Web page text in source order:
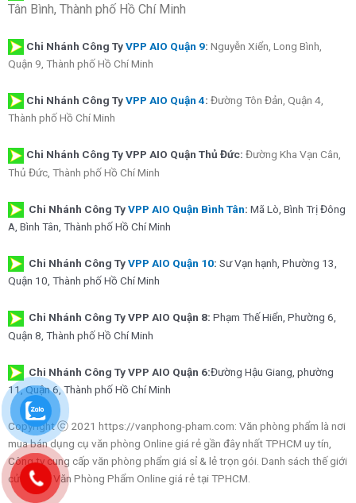
Tân Bình, Thành phố Hồ Chí Minh
Chi Nhánh Công TyVPP AIO Quận 9: Nguyễn Xiển, Long Bình,
Quận 9, Thành phố Hồ Chí Minh
Chi Nhánh Công TyVPP AIO Quận 4: Đường Tôn Đản, Quận 4,
Thành phố Hồ Chí Minh
Chi Nhánh Công Ty VPP AIO Quận Thủ Đức: Đường Kha Vạn Cân,
Thủ Đức, Thành phố Hồ Chí Minh
Chi Nhánh Công TyVPP AIO Quận Bình Tân: Mã Lò, Bình Trị Đông
A, Bình Tân, Thành phố Hồ Chí Minh
Chi Nhánh Công TyVPP AIO Quận 10: Sư Vạn hạnh, Phường 13,
Quận 10, Thành phố Hồ Chí Minh
Chi Nhánh Công Ty VPP AIO Quận 8: Phạm Thế Hiển, Phường 6,
Quận 8, Thành phố Hồ Chí Minh
Chi Nhánh Công Ty VPP AIO Quận 6:Đường Hậu Giang, phường
11, Quận 6, Thành phố Hồ Chí Minh
Copyright ⓒ 2021 https://vanphong-pham.com: Văn phòng phẩm là nơi
mua bán dụng cụ văn phòng Online giá rẻ gần đây nhất TPHCM uy tín,
Công ty cung cấp văn phòng phẩm giá sỉ & lẻ trọn gói. Danh sách thế giới
cửa hàng Văn Phòng Phẩm Online giá rẻ tại TPHCM.